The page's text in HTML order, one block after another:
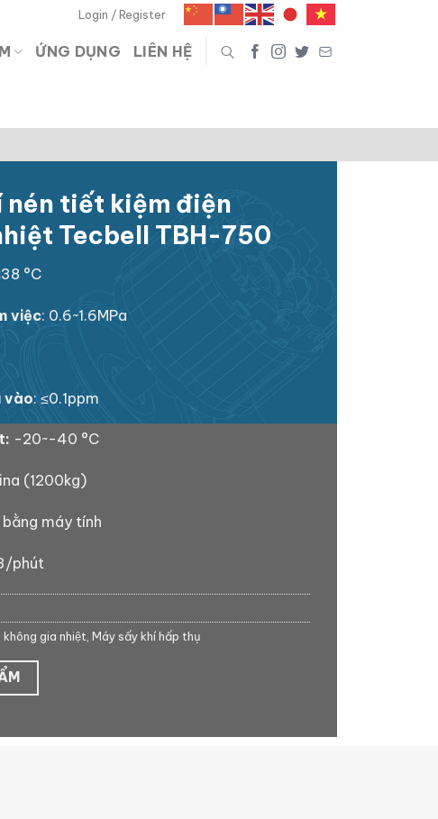
Login / Register
ỨNG DỤNG LIÊN HỆ
nén tiết kiệm điện
Tecbell TBH-750
°C
việc: 0.6~1.6MPa
vào: ≤0.1ppm
-20~-40 °C
(1200kg)
máy tính
phút
gia nhiệt Máy sấy khí hấp thụ